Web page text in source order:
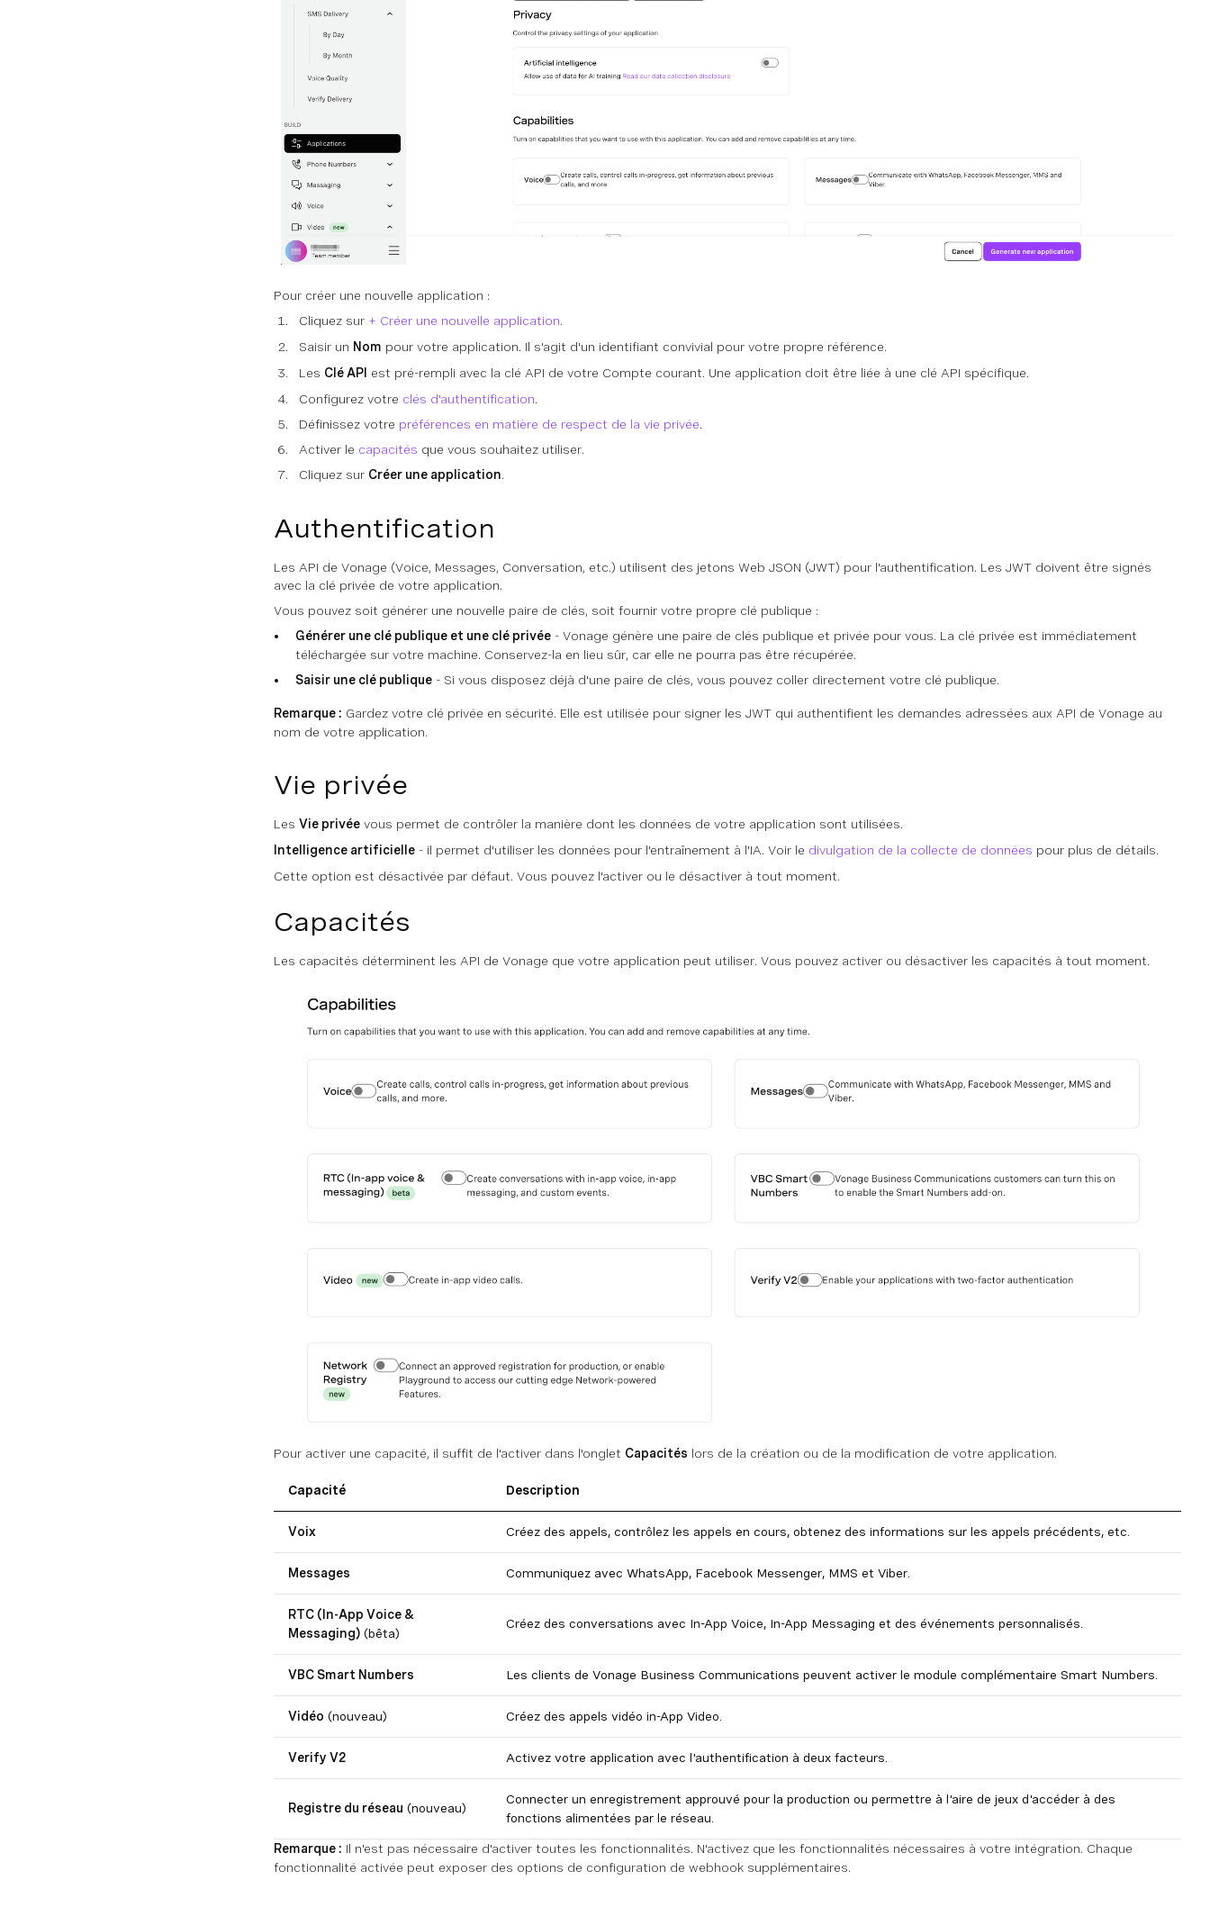
Pour créer une nouvelle application :
Cliquez sur + Créer une nouvelle application.
Saisir un Nom pour votre application. Il s'agit d'un identifiant convivial pour votre propre référence.
Les Clé API est pré-rempli avec la clé API de votre Compte courant. Une application doit être liée à une clé API spécifique.
Configurez votre clés d'authentification.
Définissez votre préférences en matière de respect de la vie privée.
Activer le capacités que vous souhaitez utiliser.
Cliquez sur Créer une application.
Authentification
Les API de Vonage (Voice, Messages, Conversation, etc.) utilisent des jetons Web JSON (JWT) pour l'authentification. Les JWT doivent être signés
avec la clé privée de votre application.
Vous pouvez soit générer une nouvelle paire de clés, soit fournir votre propre clé publique :
Générer une clé publique et une clé privée - Vonage génère une paire de clés publique et privée pour vous. La clé privée est immédiatement
téléchargée sur votre machine. Conservez-la en lieu sûr, car elle ne pourra pas être récupérée.
Saisir une clé publique - Si vous disposez déjà d'une paire de clés, vous pouvez coller directement votre clé publique.
Remarque : Gardez votre clé privée en sécurité. Elle est utilisée pour signer les JWT qui authentifient les demandes adressées aux API de Vonage au
nom de votre application.
Vie privée
Les Vie privée vous permet de contrôler la manière dont les données de votre application sont utilisées.
Intelligence artificielle - il permet d'utiliser les données pour l'entraînement à l'IA. Voir le divulgation de la collecte de données pour plus de détails.
Cette option est désactivée par défaut. Vous pouvez l'activer ou le désactiver à tout moment.
Capacités
Les capacités déterminent les API de Vonage que votre application peut utiliser. Vous pouvez activer ou désactiver les capacités à tout moment.
Pour activer une capacité, il suffit de l'activer dans l'onglet Capacités lors de la création ou de la modification de votre application.
Capacité Description
Voix Créez des appels, contrôlez les appels en cours, obtenez des informations sur les appels précédents, etc.
Messages Communiquez avec WhatsApp, Facebook Messenger, MMS et Viber.
RTC (In-App Voice &
Messaging) (bêta)
Créez des conversations avec In-App Voice, In-App Messaging et des événements personnalisés.
VBC Smart Numbers Les clients de Vonage Business Communications peuvent activer le module complémentaire Smart Numbers.
Vidéo (nouveau) Créez des appels vidéo in-App Video.
Verify V2 Activez votre application avec l'authentification à deux facteurs.
Registre du réseau (nouveau)
Connecter un enregistrement approuvé pour la production ou permettre à l'aire de jeux d'accéder à des
fonctions alimentées par le réseau.
Remarque : Il n'est pas nécessaire d'activer toutes les fonctionnalités. N'activez que les fonctionnalités nécessaires à votre intégration. Chaque
fonctionnalité activée peut exposer des options de configuration de webhook supplémentaires.